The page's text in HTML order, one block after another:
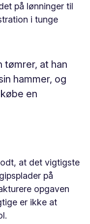
på lønninger til
i tunge
tømrer, at han
hammer, og
en
at det vigtigste
på
opgaven
er ikke at